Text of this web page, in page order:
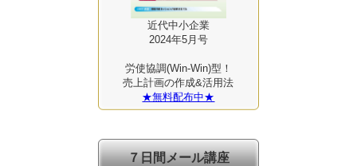
近代中小企業
2024年5月号
労使協調(Win-Win)型！
売上計画の作成&活用法
★無料配布中★
７日間メール講座